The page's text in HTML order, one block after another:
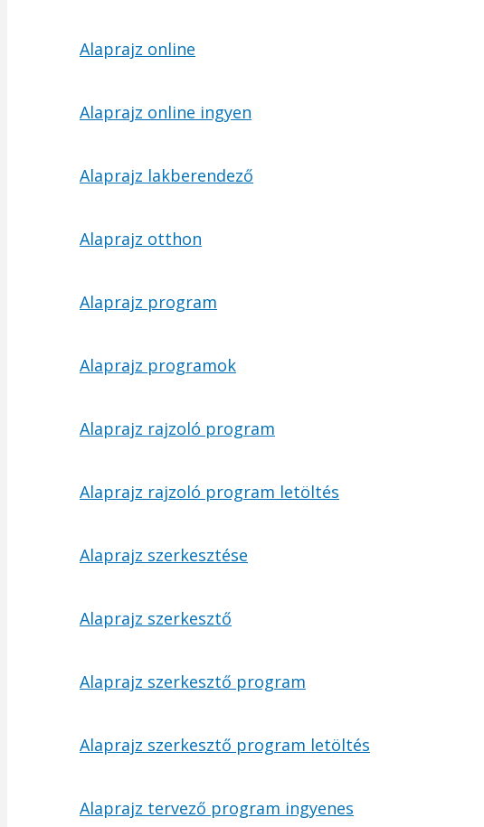
Alaprajz online
Alaprajz online ingyen
Alaprajz lakberendező
Alaprajz otthon
Alaprajz program
Alaprajz programok
Alaprajz rajzoló program
Alaprajz rajzoló program letöltés
Alaprajz szerkesztése
Alaprajz szerkesztő
Alaprajz szerkesztő program
Alaprajz szerkesztő program letöltés
Alaprajz tervező program ingyenes